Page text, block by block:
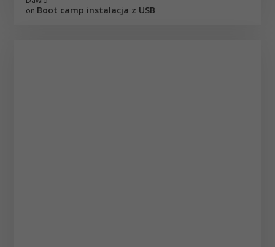
on Boot camp instalacja z USB